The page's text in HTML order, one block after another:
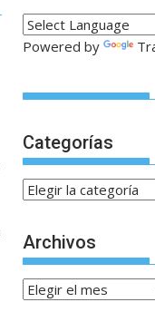
Powered by
Categorías
Categorías
Archivos
Archivos